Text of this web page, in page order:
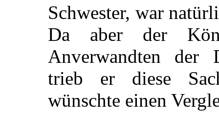
Schwester, war
Da aber der
Anverwandten der
trieb er diese
wünschte einen